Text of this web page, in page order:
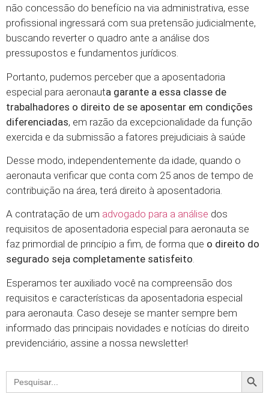
não concessão do benefício na via administrativa, esse
profissional ingressará com sua pretensão judicialmente,
buscando reverter o quadro ante a análise dos
pressupostos e fundamentos jurídicos.
Portanto, pudemos perceber que a aposentadoria
especial para aeronauta garante a essa classe de
trabalhadores o direito de se aposentar em condições
diferenciadas, em razão da excepcionalidade da função
exercida e da submissão a fatores prejudiciais à saúde
Desse modo, independentemente da idade, quando o
aeronauta verificar que conta com 25 anos de tempo de
contribuição na área, terá direito à aposentadoria.
A contratação de um advogado para a análise dos
requisitos de aposentadoria especial para aeronauta se
faz primordial de princípio a fim, de forma que o direito do
segurado seja completamente satisfeito.
Esperamos ter auxiliado você na compreensão dos
requisitos e características da aposentadoria especial
para aeronauta. Caso deseje se manter sempre bem
informado das principais novidades e notícias do direito
previdenciário, assine a nossa newsletter!
Search
for: